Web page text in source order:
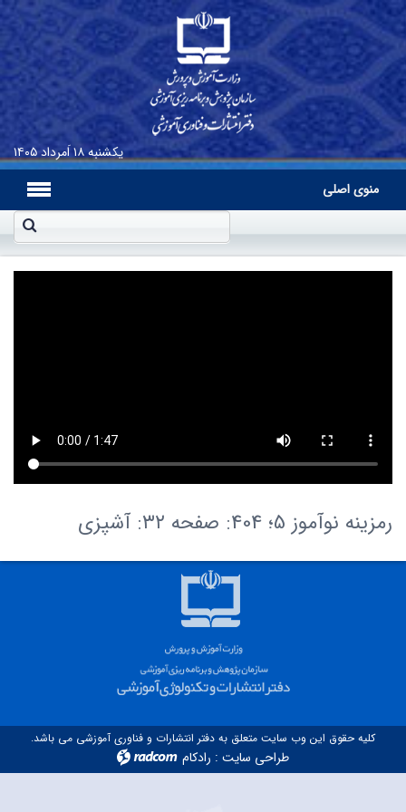
یکشنبه۱۸ اَمرداد ۱۴۰۵
منوی اصلی
رمزینه نوآموز 5؛ 404: صفحه ۳۲: آشپزی
کلیه حقوق این وب سایت متعلق به دفتر انتشارات و فناوری آموزشی می باشد.
طراحی سایت : رادکام radcom